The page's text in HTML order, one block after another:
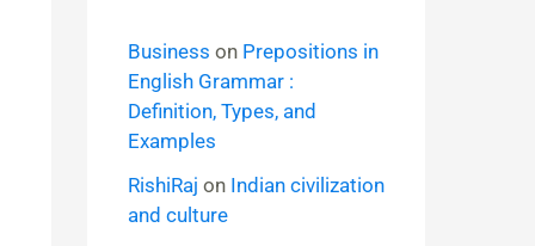
Business on Prepositions in
English Grammar :
Definition, Types, and
Examples
RishiRaj on Indian civilization
and culture